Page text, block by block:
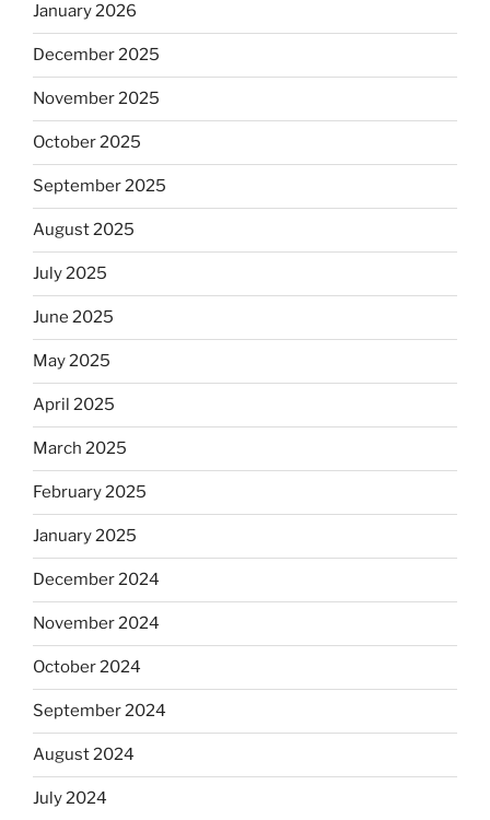
January 2026
December 2025
November 2025
October 2025
September 2025
August 2025
July 2025
June 2025
May 2025
April 2025
March 2025
February 2025
January 2025
December 2024
November 2024
October 2024
September 2024
August 2024
July 2024